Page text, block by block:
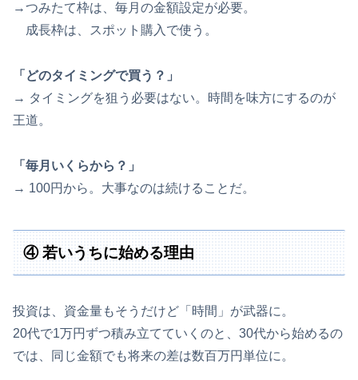
→つみたて枠は、毎月の金額設定が必要。
成長枠は、スポット購入で使う。
「どのタイミングで買う？」
→ タイミングを狙う必要はない。時間を味方にするのが
王道。
「毎月いくらから？」
→ 100円から。大事なのは続けることだ。
④ 若いうちに始める理由
投資は、資金量もそうだけど「時間」が武器に。
20代で1万円ずつ積み立てていくのと、30代から始めるの
では、同じ金額でも将来の差は数百万円単位に。